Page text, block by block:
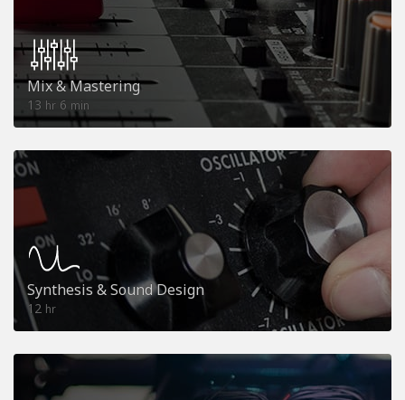
Mix & Mastering
13 hr 6 min
Synthesis & Sound Design
12 hr